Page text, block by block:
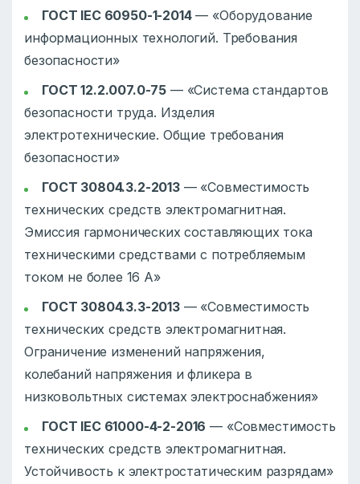
ГОСТ IEC 60950-1-2014— «Оборудование
информационных технологий. Требования
безопасности»
ГОСТ 12.2.007.0-75 — «Система стандартов
безопасности труда. Изделия
электротехнические. Общие требования
безопасности»
ГОСТ 30804.3.2-2013— «Совместимость
технических средств электромагнитная.
Эмиссия гармонических составляющих тока
техническими средствами с потребляемым
током не более 16 А»
ГОСТ 30804.3.3-2013— «Совместимость
технических средств электромагнитная.
Ограничение изменений напряжения,
колебаний напряжения и фликера в
низковольтных системах электроснабжения»
ГОСТ IEC 61000-4-2-2016 — «Совместимость
технических средств электромагнитная.
Устойчивость к электростатическим разрядам»